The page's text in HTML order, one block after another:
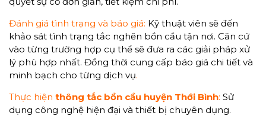
Đánh giá tình trạng và báo giá: Kỹ thuật viên sẽ đến
khảo sát tình trạng tắc nghẽn bồn cầu tận nơi. Căn cứ
vào từng trường hợp cụ thể sẽ đưa ra các giải pháp xử
lý phù hợp nhất. Đồng thời cung cấp báo giá chi tiết và
minh bạch cho từng dịch vụ.
Thực hiện thông tắc bồn cầu huyện Thới Bình: Sử
dụng công nghệ hiện đại và thiết bị chuyên dụng.